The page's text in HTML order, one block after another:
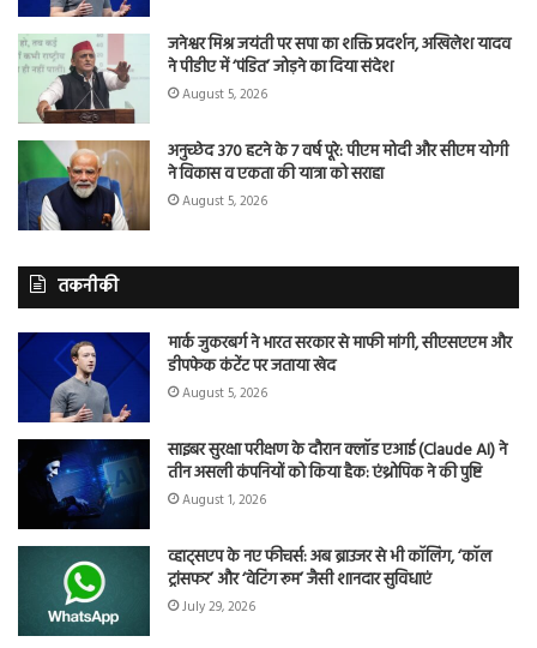
जनेश्वर मिश्र जयंती पर सपा का शक्ति प्रदर्शन, अखिलेश यादव
ने पीडीए में ‘पंडित’ जोड़ने का दिया संदेश
August 5, 2026
अनुच्छेद 370 हटने के 7 वर्ष पूरे: पीएम मोदी और सीएम योगी
ने विकास व एकता की यात्रा को सराहा
August 5, 2026
तकनीकी
मार्क जुकरबर्ग ने भारत सरकार से माफी मांगी, सीएसएएम और
डीपफेक कंटेंट पर जताया खेद
August 5, 2026
साइबर सुरक्षा परीक्षण के दौरान क्लॉड एआई (Claude AI) ने
तीन असली कंपनियों को किया हैक: एंथ्रोपिक ने की पुष्टि
August 1, 2026
व्हाट्सएप के नए फीचर्स: अब ब्राउजर से भी कॉलिंग, ‘कॉल
ट्रांसफर’ और ‘वेटिंग रूम’ जैसी शानदार सुविधाएं
July 29, 2026